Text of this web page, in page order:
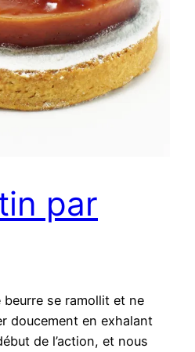
par
beurre se ramollit et ne
doucement en exhalant
de l’action, et nous